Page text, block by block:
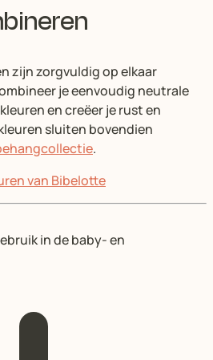
zijn zorgvuldig op elkaar
je eenvoudig neutrale
en creëer je rust en
sluiten bovendien
.
van Bibelotte
in de baby- en